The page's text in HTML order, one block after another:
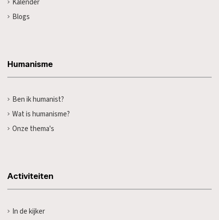
Blogs
Humanisme
Ben ik humanist?
Wat is humanisme?
Onze thema's
Activiteiten
In de kijker